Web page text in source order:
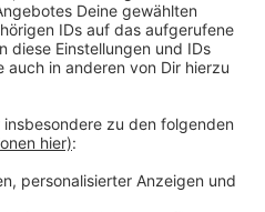
der Politik im Fokus
Ruprecht Polenz aus
(eigentlich Florian
(SPD) und Diana Kinnert
Außerdem kamen